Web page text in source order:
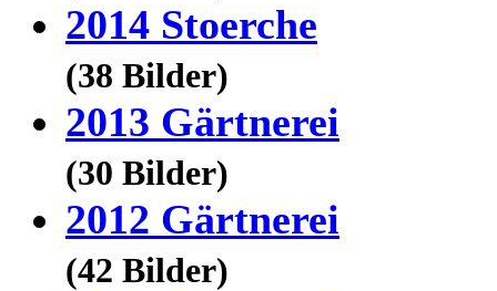
2014 Stoerche
(38 Bilder)
2013 Gärtnerei
(30 Bilder)
2012 Gärtnerei
(42 Bilder)